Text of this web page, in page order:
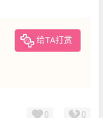
给TA打赏
0 0